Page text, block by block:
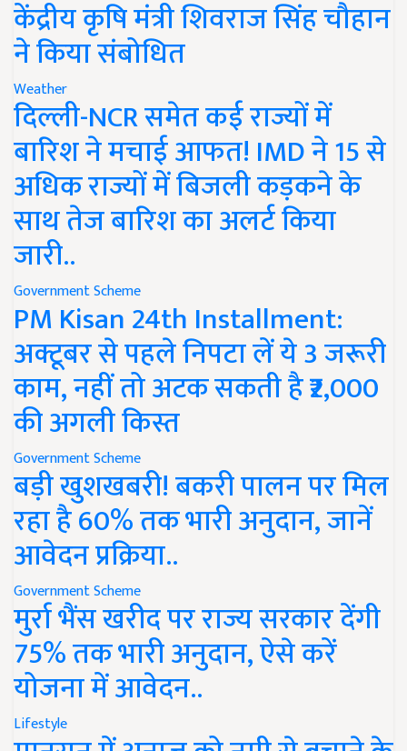
केंद्रीय कृषि मंत्री शिवराज सिंह चौहान
ने किया संबोधित
Weather
दिल्ली-NCR समेत कई राज्यों में
बारिश ने मचाई आफत! IMD ने 15 से
अधिक राज्यों में बिजली कड़कने के
साथ तेज बारिश का अलर्ट किया
जारी..
Government Scheme
PM Kisan 24th Installment:
अक्टूबर से पहले निपटा लें ये 3 जरूरी
काम, नहीं तो अटक सकती है ₹2,000
की अगली किस्त
Government Scheme
बड़ी खुशखबरी! बकरी पालन पर मिल
रहा है 60% तक भारी अनुदान, जानें
आवेदन प्रक्रिया..
Government Scheme
मुर्रा भैंस खरीद पर राज्य सरकार देंगी
75% तक भारी अनुदान, ऐसे करें
योजना में आवेदन..
Lifestyle